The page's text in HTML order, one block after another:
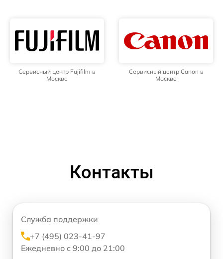
Сервисный центр Fujifilm в
Москве
Сервисный центр Canon в
Москве
Контакты
Служба поддержки
+7 (495) 023-41-97
Ежедневно с 9:00 до 21:00